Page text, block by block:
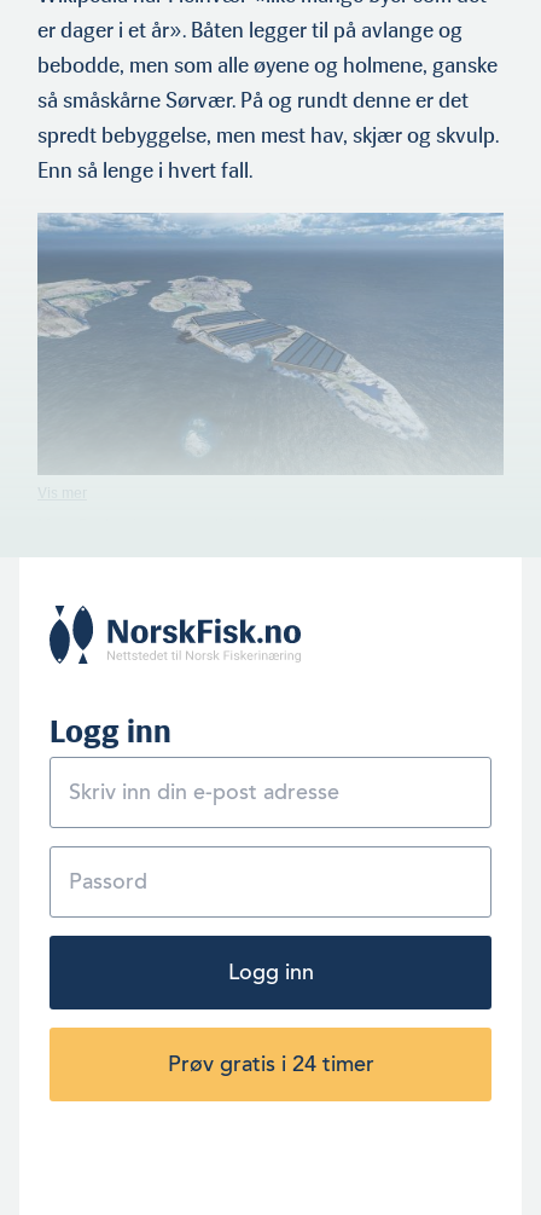
er dager i et år». Båten legger til på avlange og
bebodde, men som alle øyene og holmene, ganske
så småskårne Sørvær. På og rundt denne er det
spredt bebyggelse, men mest hav, skjær og skvulp.
Enn så lenge i hvert fall.
prøveklut for de andre planene.
Logg inn
Logg inn
Prøv gratis i 24 timer